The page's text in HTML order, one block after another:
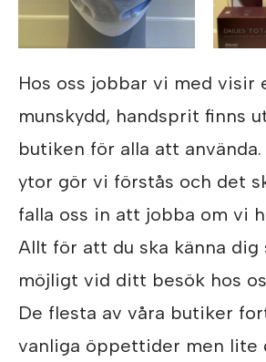
Hos oss jobbar vi med visir
munskydd, handsprit finns
butiken för alla att
ytor gör vi förstås och det
falla oss in att jobba om vi
Allt för att du ska känna dig
möjligt vid ditt besök hos
De flesta av våra butiker
vanliga öppettider men lite